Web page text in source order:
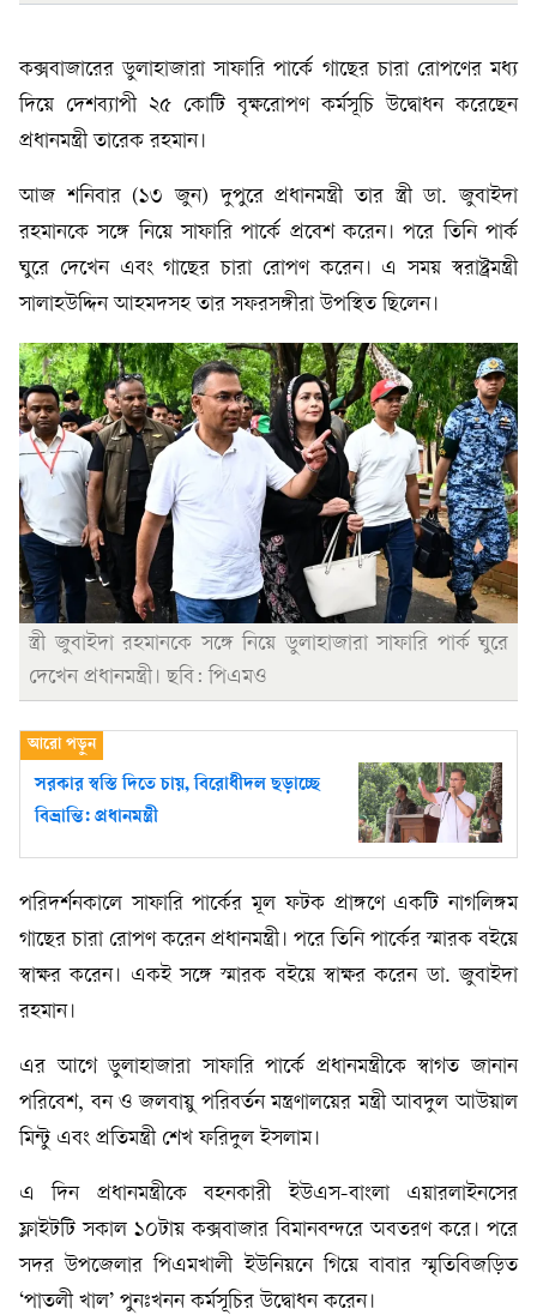
কক্সবাজারের ডুলাহাজারা সাফারি পার্কে গাছের চারা রোপণের মধ্য
দিয়ে দেশব্যাপী ২৫ কোটি বৃক্ষরোপণ কর্মসূচি উদ্বোধন করেছেন
প্রধানমন্ত্রী তারেক রহমান।
আজ শনিবার (১৩ জুন) দুপুরে প্রধানমন্ত্রী তার স্ত্রী ডা. জুবাইদা
রহমানকে সঙ্গে নিয়ে সাফারি পার্কে প্রবেশ করেন। পরে তিনি পার্ক
ঘুরে দেখেন এবং গাছের চারা রোপণ করেন। এ সময় স্বরাষ্ট্রমন্ত্রী
সালাহউদ্দিন আহমদসহ তার সফরসঙ্গীরা উপস্থিত ছিলেন।
স্ত্রী জুবাইদা রহমানকে সঙ্গে নিয়ে ডুলাহাজারা সাফারি পার্ক ঘুরে
দেখেন প্রধানমন্ত্রী। ছবি: পিএমও
সরকার স্বস্তি দিতে চায়, বিরোধীদল ছড়াচ্ছে
বিভ্রান্তি: প্রধানমন্ত্রী
পরিদর্শনকালে সাফারি পার্কের মূল ফটক প্রাঙ্গণে একটি নাগলিঙ্গম
গাছের চারা রোপণ করেন প্রধানমন্ত্রী। পরে তিনি পার্কের স্মারক বইয়ে
স্বাক্ষর করেন। একই সঙ্গে স্মারক বইয়ে স্বাক্ষর করেন ডা. জুবাইদা
রহমান।
এর আগে ডুলাহাজারা সাফারি পার্কে প্রধানমন্ত্রীকে স্বাগত জানান
পরিবেশ, বন ও জলবায়ু পরিবর্তন মন্ত্রণালয়ের মন্ত্রী আবদুল আউয়াল
মিন্টু এবং প্রতিমন্ত্রী শেখ ফরিদুল ইসলাম।
এ দিন প্রধানমন্ত্রীকে বহনকারী ইউএস-বাংলা এয়ারলাইনসের
ফ্লাইটটি সকাল ১০টায় কক্সবাজার বিমানবন্দরে অবতরণ করে। পরে
সদর উপজেলার পিএমখালী ইউনিয়নে গিয়ে বাবার স্মৃতিবিজড়িত
‘পাতলী খাল’ পুনঃখনন কর্মসূচির উদ্বোধন করেন।